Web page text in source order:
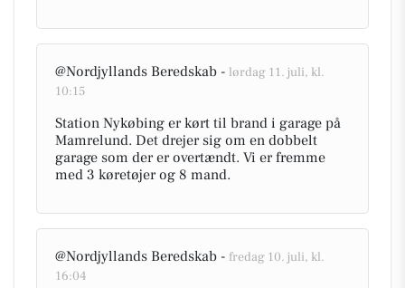
@Nordjyllands Beredskab - lørdag 11. juli, kl.
10:15
Station Nykøbing er kørt til brand i garage på
Mamrelund. Det drejer sig om en dobbelt
garage som der er overtændt. Vi er fremme
med 3 køretøjer og 8 mand.
@Nordjyllands Beredskab - fredag 10. juli, kl.
16:04